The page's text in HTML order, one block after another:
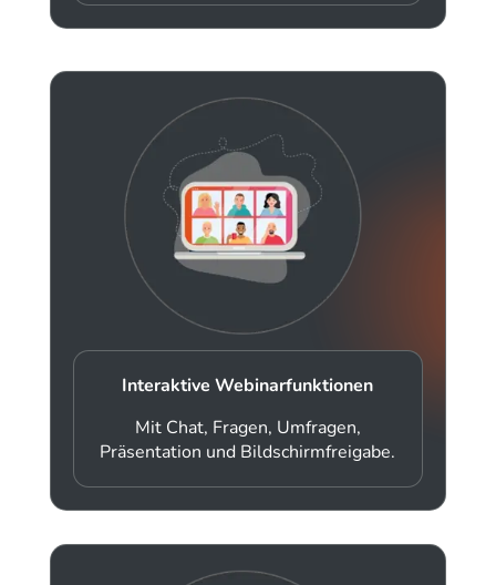
Interaktive Webinarfunktionen
Mit Chat, Fragen, Umfragen,
Präsentation und Bildschirmfreigabe.